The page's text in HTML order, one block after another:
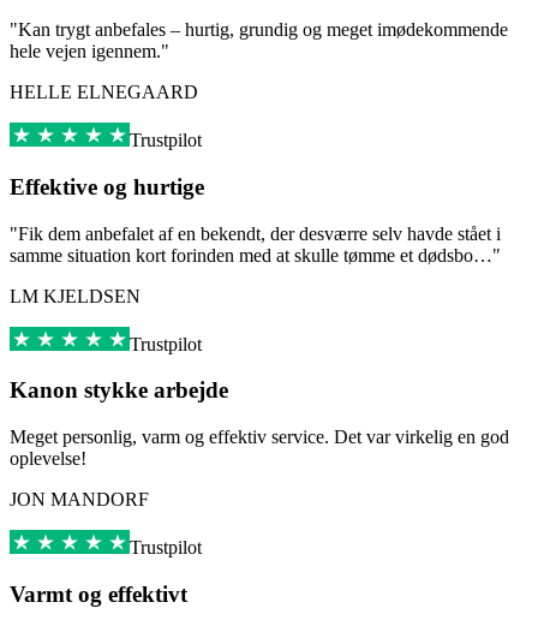
"Kan trygt anbefales – hurtig, grundig og meget imødekommende
hele vejen igennem."
HELLE ELNEGAARD
Trustpilot
Effektive og hurtige
"Fik dem anbefalet af en bekendt, der desværre selv havde stået i
samme situation kort forinden med at skulle tømme et dødsbo…"
LM KJELDSEN
Trustpilot
Kanon stykke arbejde
Meget personlig, varm og effektiv service. Det var virkelig en god
oplevelse!
JON MANDORF
Trustpilot
Varmt og effektivt